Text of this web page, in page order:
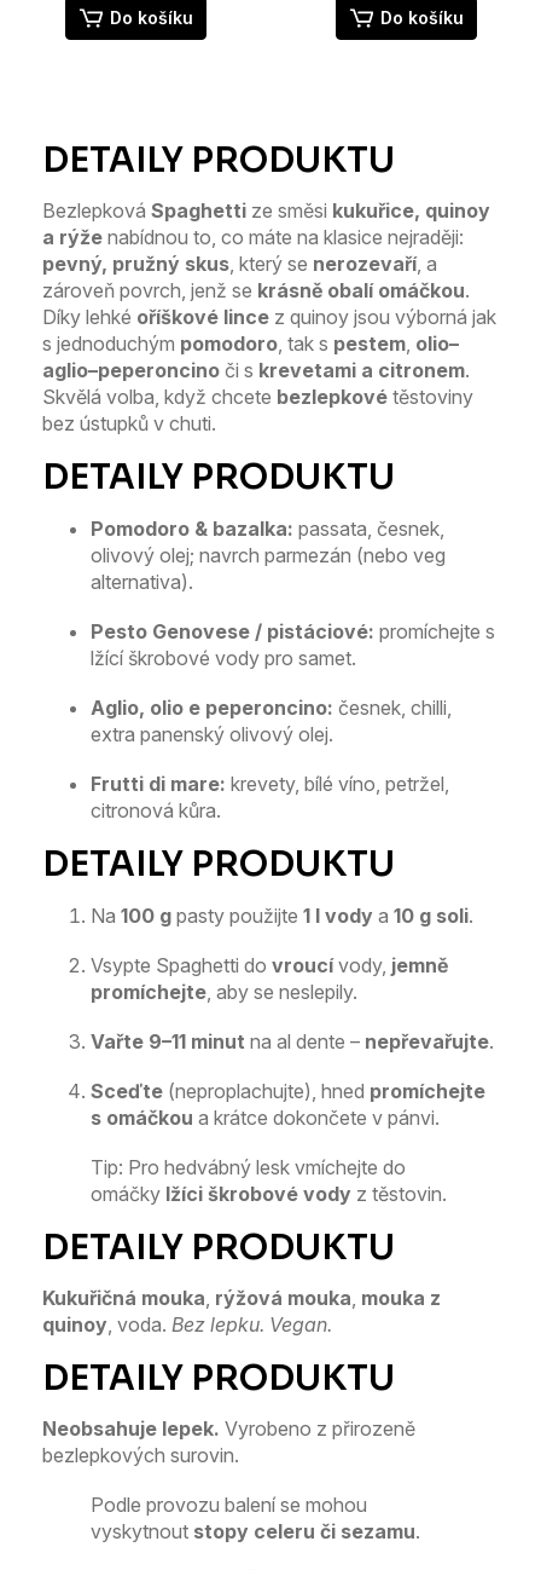
Do košíku Do košíku
Bezlepková Spaghetti ze směsi kukuřice, quinoy
a rýže nabídnou to, co máte na klasice nejraději:
pevný, pružný skus , který se nerozevaří, a
zároveň povrch, jenž se krásně obalí omáčkou.
Díky lehké oříškové lince z quinoy jsou výborná jak
s jednoduchým pomodoro , tak s pestem olio–
aglio–peperoncino či s krevetami a citronem.
Skvělá volba, když chcete bezlepkové těstoviny
bez ústupků v chuti.
Pomodoro & bazalka: passata, česnek,
olivový olej; navrch parmezán (nebo veg
alternativa).
Pesto Genovese / pistáciové: promíchejte s
lžící škrobové vody pro samet.
Aglio, olio e peperoncino: česnek, chilli,
extra panenský olivový olej.
Frutti di mare: krevety, bílé víno, petržel,
citronová kůra.
Na 100 g pasty použijte 1 l vody a 10 g soli.
Vsypte Spaghetti do vroucívody, jemně
promíchejte , aby se neslepily.
Vařte 9–11 minut na al dente – nepřevařujte.
Sceďte (neproplachujte), hned promíchejte
s omáčkou a krátce dokončete v pánvi.
Tip: Pro hedvábný lesk vmíchejte do
omáčky lžíci škrobové vody z těstovin.
Kukuřičná mouka rýžová mouka mouka z
quinoy , voda. Bez lepku. Vegan.
Neobsahuje lepek. Vyrobeno z přirozeně
bezlepkových surovin.
Podle provozu balení se mohou
vyskytnout stopy celeru či sezamu.